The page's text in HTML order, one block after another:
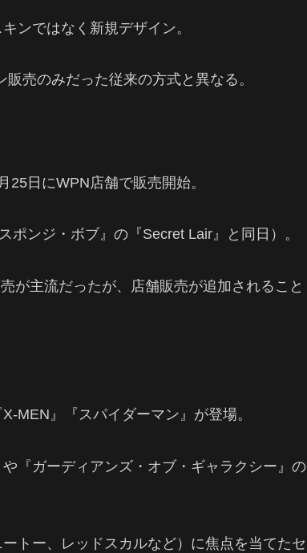
ンではなく新規デザイン。
売のみだった従来の方式と異なる。
日にWPN店舗で販売開始。
ポンジ・ボブ』の『Secret Lair』と同日）。
が主流だったが、店舗販売が追加されること
MEN』『スパイダーマン』が登場。
『ガーディアンズ・オブ・ギャラクシー』の
トー、レッドスカルなど）に焦点を当てたセ